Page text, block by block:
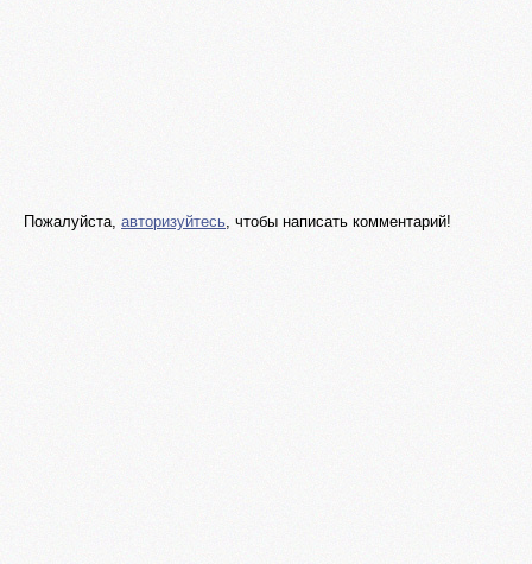
Пожалуйста, авторизуйтесь, чтобы написать комментарий!